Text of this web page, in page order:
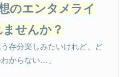
のエンタメライ
せんか？
う存分楽しみたいけれど、ど
からない…」